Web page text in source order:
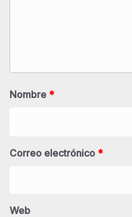
Nombre *
Correo electrónico *
Web